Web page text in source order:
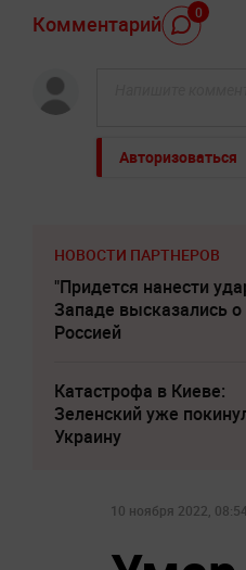
Комментарий 0
Авторизоваться
НОВОСТИ ПАРТНЕРОВ
"Придется нанести
Западе высказались о
Россией
Катастрофа в Киеве:
Зеленский уже
Украину
10 ноября 2022, 08:54